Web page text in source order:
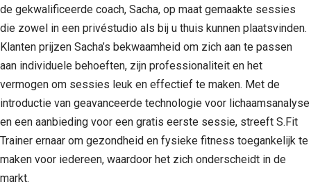
de gekwalificeerde coach, Sacha, op maat gemaakte sessies
die zowel in een privéstudio als bij u thuis kunnen plaatsvinden.
Klanten prijzen Sacha’s bekwaamheid om zich aan te passen
aan individuele behoeften, zijn professionaliteit en het
vermogen om sessies leuk en effectief te maken. Met de
introductie van geavanceerde technologie voor lichaamsanalyse
en een aanbieding voor een gratis eerste sessie, streeft S.Fit
Trainer ernaar om gezondheid en fysieke fitness toegankelijk te
maken voor iedereen, waardoor het zich onderscheidt in de
markt.